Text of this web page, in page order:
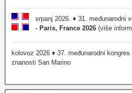
srpanj 2026. ♦ 31. međunarodni
- Paris, France 2026 (više
kolovoz 2026 ♦ 37. međunarodni
znanosti San Marino